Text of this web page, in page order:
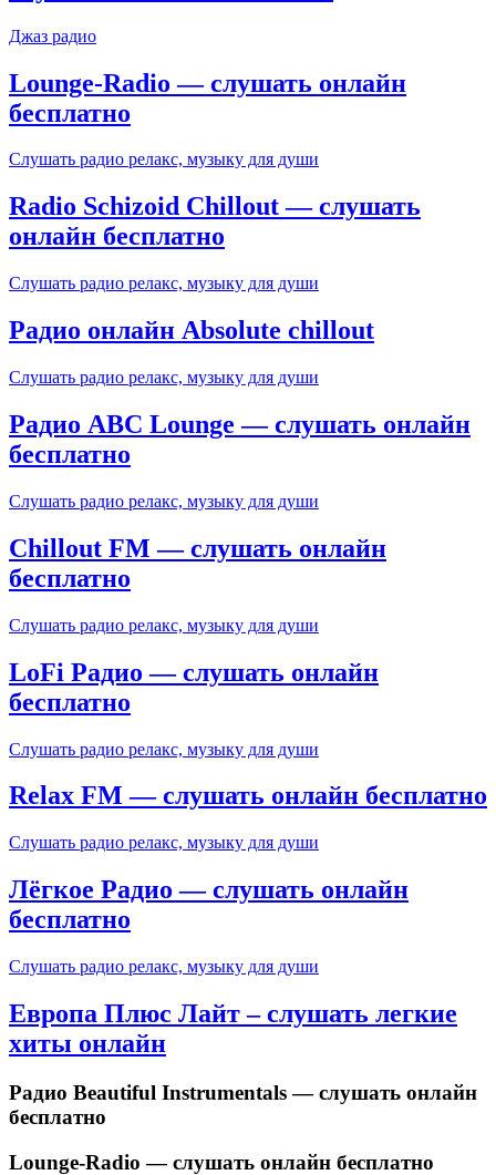
Джаз радио
Lounge-Radio — слушать онлайн
бесплатно
Слушать радио релакс, музыку для души
Radio Schizoid Chillout — слушать
онлайн бесплатно
Слушать радио релакс, музыку для души
Радио онлайн Absolute chillout
Слушать радио релакс, музыку для души
Радио ABC Lounge — слушать онлайн
бесплатно
Слушать радио релакс, музыку для души
Chillout FM — слушать онлайн
бесплатно
Слушать радио релакс, музыку для души
LoFi Радио — слушать онлайн
бесплатно
Слушать радио релакс, музыку для души
Relax FM — слушать онлайн бесплатно
Слушать радио релакс, музыку для души
Лёгкое Радио — слушать онлайн
бесплатно
Слушать радио релакс, музыку для души
Европа Плюс Лайт – слушать легкие
хиты онлайн
Радио Beautiful Instrumentals — слушать онлайн
бесплатно
Lounge-Radio — слушать онлайн бесплатно